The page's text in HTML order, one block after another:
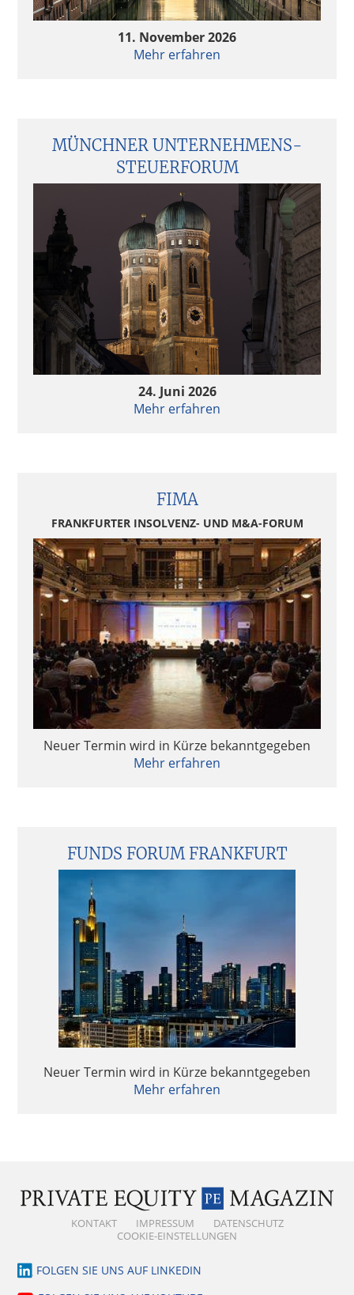
11. November 2026
Mehr erfahren
MÜNCHNER UNTERNEHMENS­
STEUERFORUM
24. Juni 2026
Mehr erfahren
FIMA
FRANKFURTER INSOLVENZ- UND M&A-FORUM
Neuer Termin wird in Kürze bekanntgegeben
Mehr erfahren
FUNDS FORUM FRANKFURT
Neuer Termin wird in Kürze bekanntgegeben
Mehr erfahren
KONTAKT IMPRESSUM
DATENSCHUTZ
COOKIE-EINSTELLUNGEN
FOLGEN SIE UNS AUF LINKEDIN